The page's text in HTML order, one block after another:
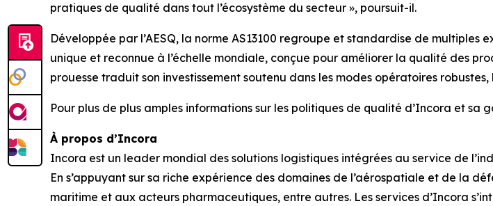
pratiques de qualité dans tout l’écosystème du secteur », poursuit-il.
Développée par l’AESQ, la norme AS13100 regroupe et standardise de
unique et reconnue à l’échelle mondiale, conçue pour améliorer la qualité des
prouesse traduit son investissement soutenu dans les modes opératoires
Pour plus de plus amples informations sur les politiques de qualité d’Incora et sa
À propos d’Incora
Incora est un leader mondial des solutions logistiques intégrées au service de
En s’appuyant sur sa riche expérience des domaines de l’aérospatiale et de la
maritime et aux acteurs pharmaceutiques, entre autres. Les services d’Incora